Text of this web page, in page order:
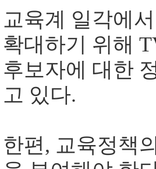
교육계 일각에
확대하기 위해
후보자에 대한
고 있다.
한편, 교육정책